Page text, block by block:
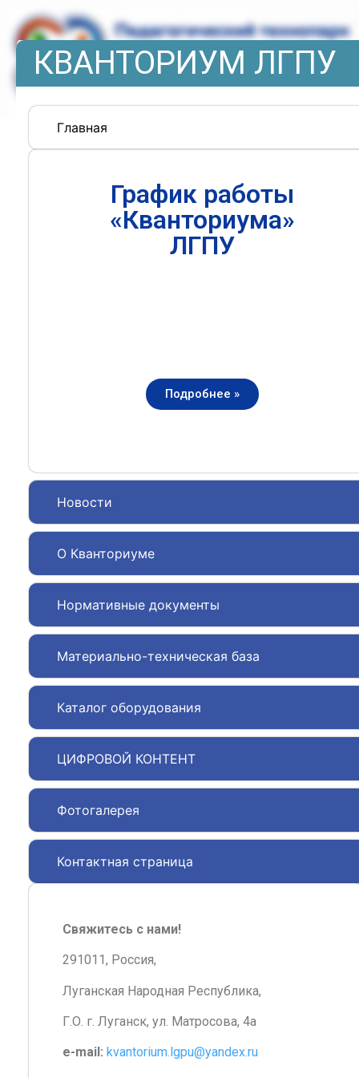
КВАНТОРИУМ ЛГПУ
Главная
Новости
О Кванториуме
Нормативные документы
Материально-техническая база
Каталог оборудования
ЦИФРОВОЙ КОНТЕНТ
Фотогалерея
Контактная страница
График работы
«Кванториума»
ЛГПУ
Подробнее »
Свяжитесь с нами!
291011, Россия,
Луганская Народная Республика,
Г.О. г. Луганск, ул. Матросова, 4а
e-mail: kvantorium.lgpu@yandex.ru